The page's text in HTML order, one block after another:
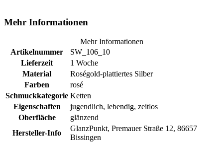
Mehr Informationen
Mehr Informationen
Artikelnummer
SW_106_10
Lieferzeit
1 Woche
Material
Roségold-plattiertes Silber
Farben
rosé
Schmuckkategorie Ketten
Eigenschaften
jugendlich, lebendig, zeitlos
Oberfläche
glänzend
Hersteller-Info
GlanzPunkt, Premauer Straße 12, 86657
Bissingen